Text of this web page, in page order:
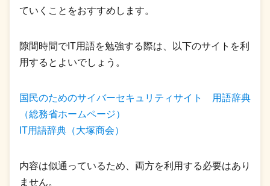
ていくことをおすすめします。
隙間時間でIT用語を勉強する際は、以下のサイトを利
用するとよいでしょう。
国民のためのサイバーセキュリティサイト 用語辞典
（総務省ホームページ）
IT用語辞典（大塚商会）
内容は似通っているため、両方を利用する必要はあり
ません。